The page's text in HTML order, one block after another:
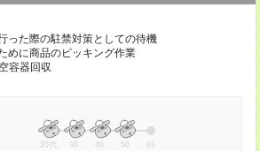
った際の駐禁対策としての待機
めに商品のピッキング作業
容器回収
20代 30 40 50 60